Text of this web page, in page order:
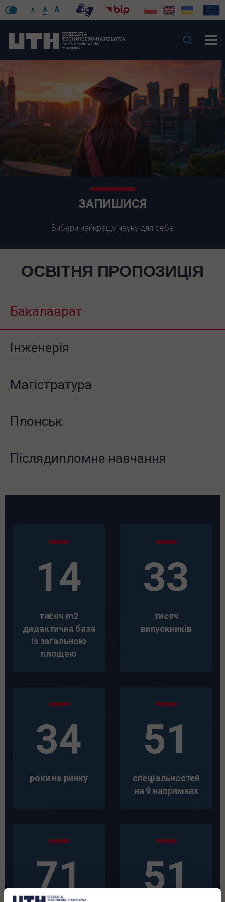
A A A
ЗАПИШИСЯ
Вибери найкращу науку для себе
ОСВІТНЯ ПРОПОЗИЦІЯ
Бакалаврат
Інженерія
Магістратура
Плонськ
Післядипломне навчання
14
тисяч m2
дидактична база
із загальною
площею
33
тисяч
випускників
34
роки на ринку
51
спеціальностей
на 9 напрямках
71 51